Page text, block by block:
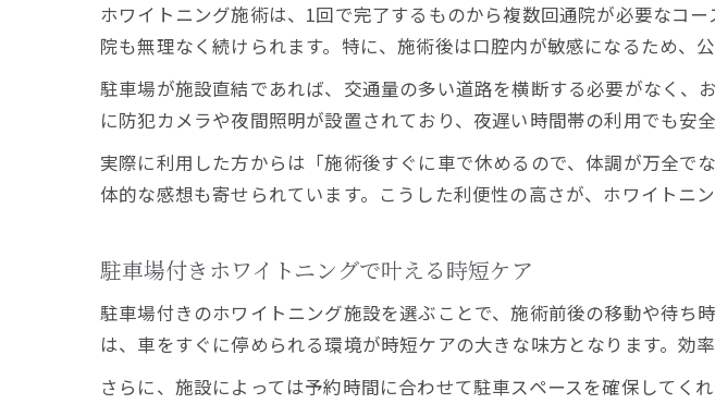
無理なく白い歯を目指す
続けやすいホワイ
駐車場ありでスト
ホワイトニング継
無理のないホワイ
日常に溶け込むホ
ホワイトニング施術は、1回で完了するものから複数回通院が必要なコ
院も無理なく続けられます。特に、施術後は口腔内が敏感になるため、
駐車場が施設直結であれば、交通量の多い道路を横断する必要がなく
に防犯カメラや夜間照明が設置されており、夜遅い時間帯の利用でも安
実際に利用した方からは「施術後すぐに車で休めるので、体調が万全
体的な感想も寄せられています。こうした利便性の高さが、ホワイトニ
駐車場付きホワイトニングで叶える時短ケア
駐車場付きのホワイトニング施設を選ぶことで、施術前後の移動や待ち
は、車をすぐに停められる環境が時短ケアの大きな味方となります。効
さらに、施設によっては予約時間に合わせて駐車スペースを確保して